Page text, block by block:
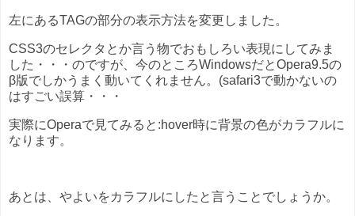
左にあるTAGの部分の表示方法を変更しました。
CSS3のセレクタとか言う物でおもしろい表現にしてみま
した・・・のですが、今のところWindowsだとOpera9.5の
β版でしかうまく動いてくれません。(safari3で動かないの
はすごい誤算・・・
実際にOperaで見てみると:hover時に背景の色がカラフルに
なります。
あとは、やよいをカラフルにしたと言うことでしょうか。